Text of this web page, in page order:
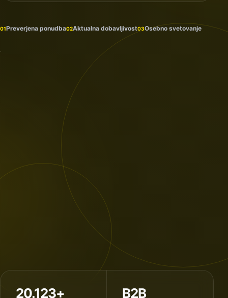
01Preverjena ponudba02Aktualna dobavljivost03Osebno svetovanje
Na
prihaja
20.123+ B2B